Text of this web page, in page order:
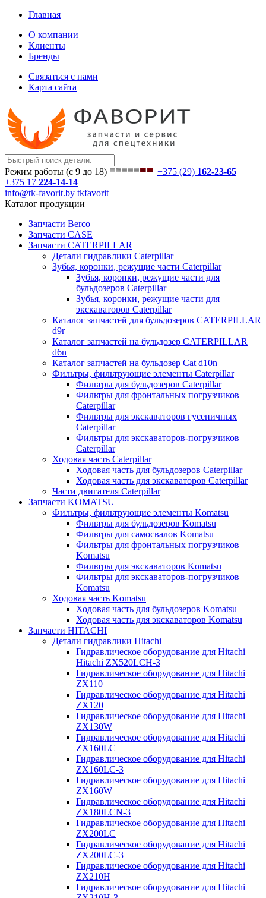
Главная
О компании
Клиенты
Бренды
Связаться с нами
Карта сайта
Режим работы (с 9 до 18) +375 (29) 162-23-65
+375 17 224-14-14
info@tk-favorit.by tkfavorit
Каталог продукции
Запчасти Berco
Запчасти CASE
Запчасти CATERPILLAR
Детали гидравлики Caterpillar
Зубья, коронки, режущие части Caterpillar
Зубья, коронки, режущие части для
бульдозеров Caterpillar
Зубья, коронки, режущие части для
экскаваторов Caterpillar
Каталог запчастей для бульдозеров CATERPILLAR
d9r
Каталог запчастей на бульдозер CATERPILLAR
d6n
Каталог запчастей на бульдозер Сat d10n
Фильтры, фильтрующие элементы Caterpillar
Фильтры для бульдозеров Caterpillar
Фильтры для фронтальных погрузчиков
Caterpillar
Фильтры для экскаваторов гусеничных
Caterpillar
Фильтры для экскаваторов-погрузчиков
Caterpillar
Ходовая часть Caterpillar
Ходовая часть для бульдозеров Caterpillar
Ходовая часть для экскаваторов Caterpillar
Части двигателя Caterpillar
Запчасти KOMATSU
Фильтры, фильтрующие элементы Komatsu
Фильтры для бульдозеров Komatsu
Фильтры для самосвалов Komatsu
Фильтры для фронтальных погрузчиков
Komatsu
Фильтры для экскаваторов Komatsu
Фильтры для экскаваторов-погрузчиков
Komatsu
Ходовая часть Komatsu
Ходовая часть для бульдозеров Komatsu
Ходовая часть для экскаваторов Komatsu
Запчасти HITACHI
Детали гидравлики Hitachi
Гидравлическое оборудование для Hitachi
Hitachi ZX520LCH-3
Гидравлическое оборудование для Hitachi
ZX110
Гидравлическое оборудование для Hitachi
ZX120
Гидравлическое оборудование для Hitachi
ZX130W
Гидравлическое оборудование для Hitachi
ZX160LC
Гидравлическое оборудование для Hitachi
ZX160LC-3
Гидравлическое оборудование для Hitachi
ZX160W
Гидравлическое оборудование для Hitachi
ZX180LCN-3
Гидравлическое оборудование для Hitachi
ZX200LC
Гидравлическое оборудование для Hitachi
ZX200LC-3
Гидравлическое оборудование для Hitachi
ZX210H
Гидравлическое оборудование для Hitachi